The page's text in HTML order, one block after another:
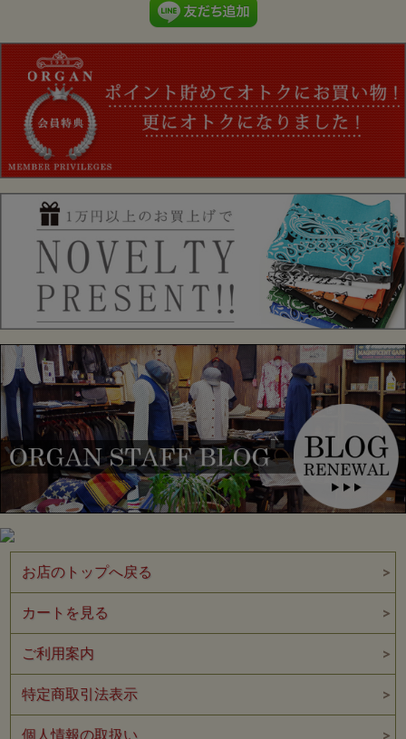
25W-PVSJ1 Col.BLACK “Deth From Above SOUVENIR JACKET”
お店のトップへ戻る
カートを見る
ご利用案内
特定商取引法表示
個人情報の取扱い